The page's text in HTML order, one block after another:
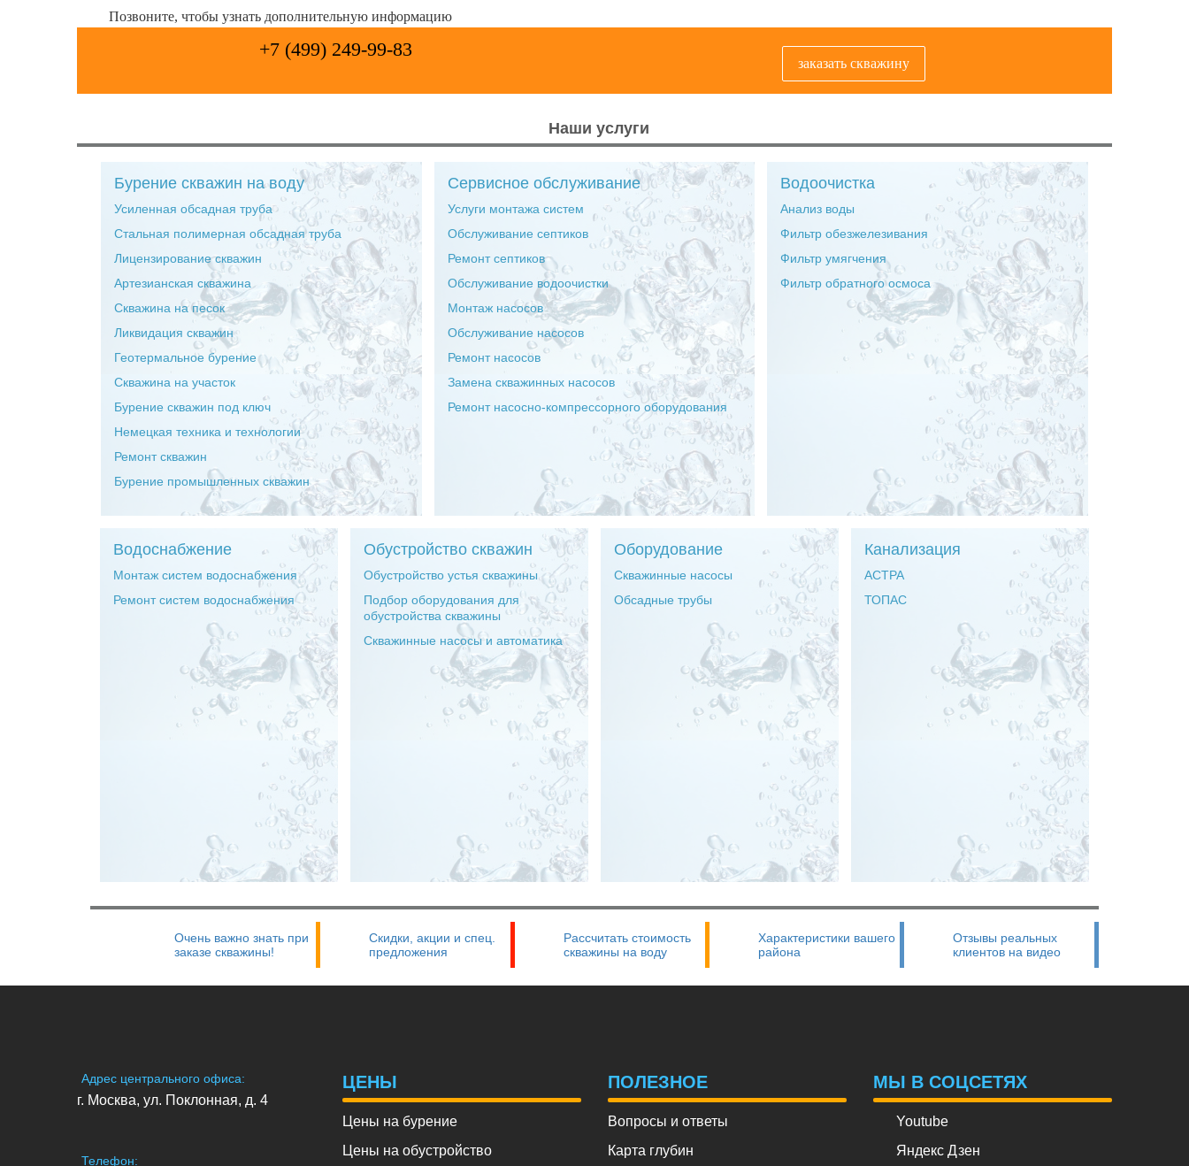
Позвоните, чтобы узнать дополнительную информацию
+7 (499) 249-99-83
заказать скважину
Наши услуги
Бурение скважин на воду
Усиленная обсадная труба
Стальная полимерная обсадная труба
Лицензирование скважин
Артезианская скважина
Скважина на песок
Ликвидация скважин
Геотермальное бурение
Скважина на участок
Бурение скважин под ключ
Немецкая техника и технологии
Ремонт скважин
Бурение промышленных скважин
Сервисное обслуживание
Услуги монтажа систем
Обслуживание септиков
Ремонт септиков
Обслуживание водоочистки
Монтаж насосов
Обслуживание насосов
Ремонт насосов
Замена скважинных насосов
Ремонт насосно-компрессорного оборудования
Водоочистка
Анализ воды
Фильтр обезжелезивания
Фильтр умягчения
Фильтр обратного осмоса
Водоснабжение
Монтаж систем водоснабжения
Ремонт систем водоснабжения
Обустройство скважин
Обустройство устья скважины
Подбор оборудования для
обустройства скважины
Скважинные насосы и автоматика
Оборудование
Скважинные насосы
Обсадные трубы
Канализация
АСТРА
ТОПАС
Очень важно знать при
заказе скважины!
Скидки, акции и спец.
предложения
Рассчитать стоимость
скважины на воду
Характеристики вашего
района
Отзывы реальных
клиентов на видео
Адрес центрального офиса:
г. Москва, ул. Поклонная, д. 4
Телефон:
ЦЕНЫ
Цены на бурение
Цены на обустройство
ПОЛЕЗНОЕ
Вопросы и ответы
Карта глубин
МЫ В СОЦСЕТЯХ
Youtube
Яндекс Дзен